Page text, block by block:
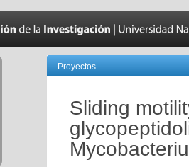
Proyectos
Sliding